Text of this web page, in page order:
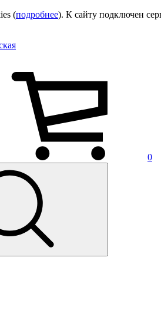
(подробнее). К сайту подключен
0